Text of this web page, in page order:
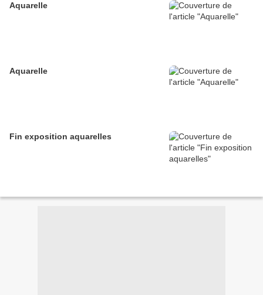
Aquarelle
Aquarelle
Fin exposition aquarelles